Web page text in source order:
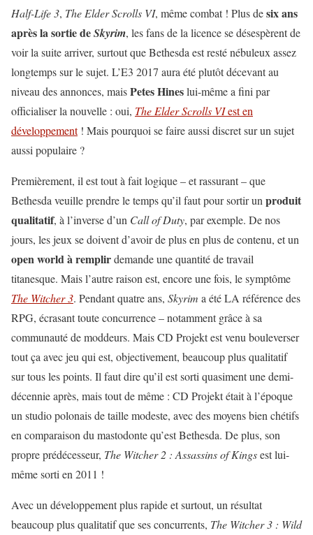
Half-Life 3, The Elder Scrolls VI, même combat ! Plus desix ans
après la sortie deSkyrim, les fans de la licence se désespèrent de
voir la suite arriver, surtout que Bethesda est resté nébuleux assez
longtemps sur le sujet. L’E3 2017 aura été plutôt décevant au
niveau des annonces, maisPetes Hineslui-même a fini par
officialiser la nouvelle : oui, The Elder Scrolls VIest en
développement! Mais pourquoi se faire aussi discret sur un sujet
aussi populaire ?
Premièrement, il est tout à fait logique – et rassurant – que
Bethesda veuille prendre le temps qu’il faut pour sortir un produit
qualitatif, à l’inverse d’un Call of Duty, par exemple. De nos
jours, les jeux se doivent d’avoir de plus en plus de contenu, et un
open world à remplirdemande une quantité de travail
titanesque. Mais l’autre raison est, encore une fois, le symptôme
The Witcher 3. Pendant quatre ans, Skyrim a été LA référence des
RPG, écrasant toute concurrence – notamment grâce à sa
communauté de moddeurs. Mais CD Projekt est venu bouleverser
tout ça avec jeu qui est, objectivement, beaucoup plus qualitatif
sur tous les points. Il faut dire qu’il est sorti quasiment une demi-
décennie après, mais tout de même : CD Projekt était à l’époque
un studio polonais de taille modeste, avec des moyens bien chétifs
en comparaison du mastodonte qu’est Bethesda. De plus, son
propre prédécesseur, The Witcher 2 : Assassins of Kingsest lui-
même sorti en 2011 !
Avec un développement plus rapide et surtout, un résultat
beaucoup plus qualitatif que ses concurrents, The Witcher 3 : Wild